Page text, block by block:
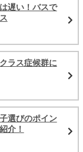
遅い！バスで
ラス症候群に
選びのポイン
介！